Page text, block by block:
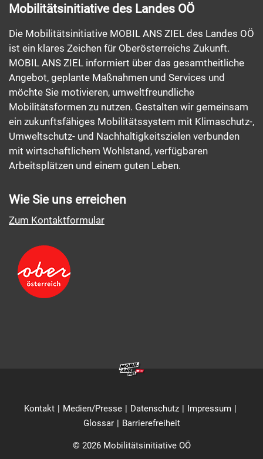
Mobilitätsinitiative des Landes OÖ
Die Mobilitätsinitiative MOBIL ANS ZIEL des Landes OÖ
ist ein klares Zeichen für Oberösterreichs Zukunft.
MOBIL ANS ZIEL informiert über das gesamtheitliche
Angebot, geplante Maßnahmen und Services und
möchte Sie motivieren, umweltfreundliche
Mobilitätsformen zu nutzen. Gestalten wir gemeinsam
ein zukunftsfähiges Mobilitätssystem mit Klimaschutz-,
Umweltschutz- und Nachhaltigkeitszielen verbunden
mit wirtschaftlichem Wohlstand, verfügbaren
Arbeitsplätzen und einem guten Leben.
Wie Sie uns erreichen
Zum Kontaktformular
© 2026 Mobilitätsinitiative OÖ
Kontakt Medien/Presse Datenschutz
Impressum
Glossar
Barrierefreiheit